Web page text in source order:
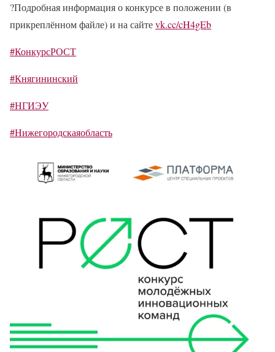
?Подробная информация о конкурсе в положении (в
прикреплённом файле) и на сайтеvk.cc/cH4gEb
#КонкурсРОСТ
#Княгининский
#НГИЭУ
#Нижегородскаяобласть